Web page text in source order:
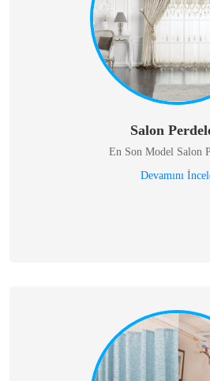
Salon
En Son Model Salon
Devamını